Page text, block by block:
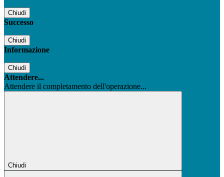
Chiudi
Successo
Chiudi
Informazione
Chiudi
Attendere...
Attendere il completamento dell'operazione...
Chiudi